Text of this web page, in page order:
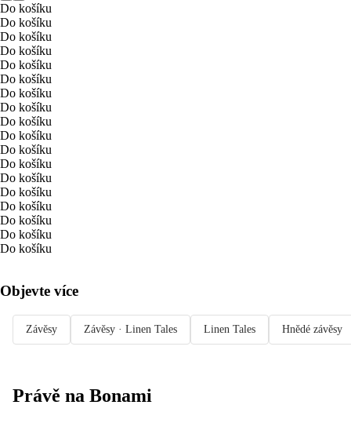
Do košíku
Do košíku
Do košíku
Do košíku
Do košíku
Do košíku
Do košíku
Do košíku
Do košíku
Do košíku
Do košíku
Do košíku
Do košíku
Do košíku
Do košíku
Do košíku
Do košíku
Do košíku
Objevte více
Závěsy Závěsy · Linen Tales Linen Tales Hnědé závěsy
Právě na Bonami